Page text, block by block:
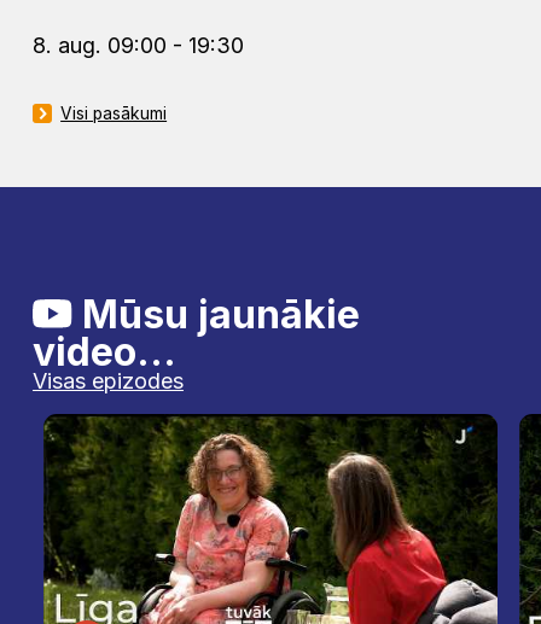
8. aug. 09:00 - 19:30
Visi pasākumi
Mūsu jaunākie
video...
Visas epizodes